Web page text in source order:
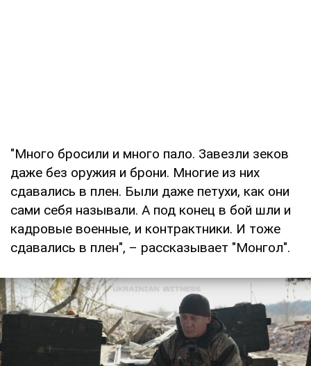
"Много бросили и много пало. Завезли зеков
даже без оружия и брони. Многие из них
сдавались в плен. Были даже петухи, как они
сами себя называли. А под конец в бой шли и
кадровые военные, и контрактники. И тоже
сдавались в плен", – рассказывает "Монгол".